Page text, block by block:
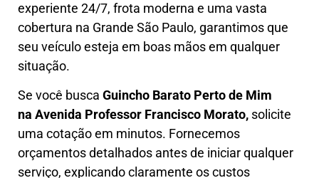
experiente 24/7, frota moderna e uma vasta
cobertura na Grande São Paulo, garantimos que
seu veículo esteja em boas mãos em qualquer
situação.
Se você busca Guincho Barato Perto de Mim
na Avenida Professor Francisco Morato, solicite
uma cotação em minutos. Fornecemos
orçamentos detalhados antes de iniciar qualquer
serviço, explicando claramente os custos